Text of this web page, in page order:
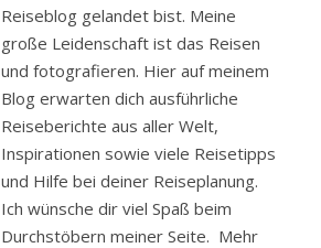
Reiseblog gelandet bist. Meine
große Leidenschaft ist das Reisen
und fotografieren. Hier auf meinem
Blog erwarten dich ausführliche
Reiseberichte aus aller Welt,
Inspirationen sowie viele Reisetipps
und Hilfe bei deiner Reiseplanung.
Ich wünsche dir viel Spaß beim
Durchstöbern meiner Seite. Mehr